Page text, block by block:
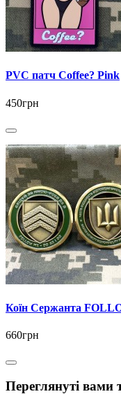
PVC патч Coffee? Pink
450грн
Коїн Сержанта
660грн
Переглянуті вами